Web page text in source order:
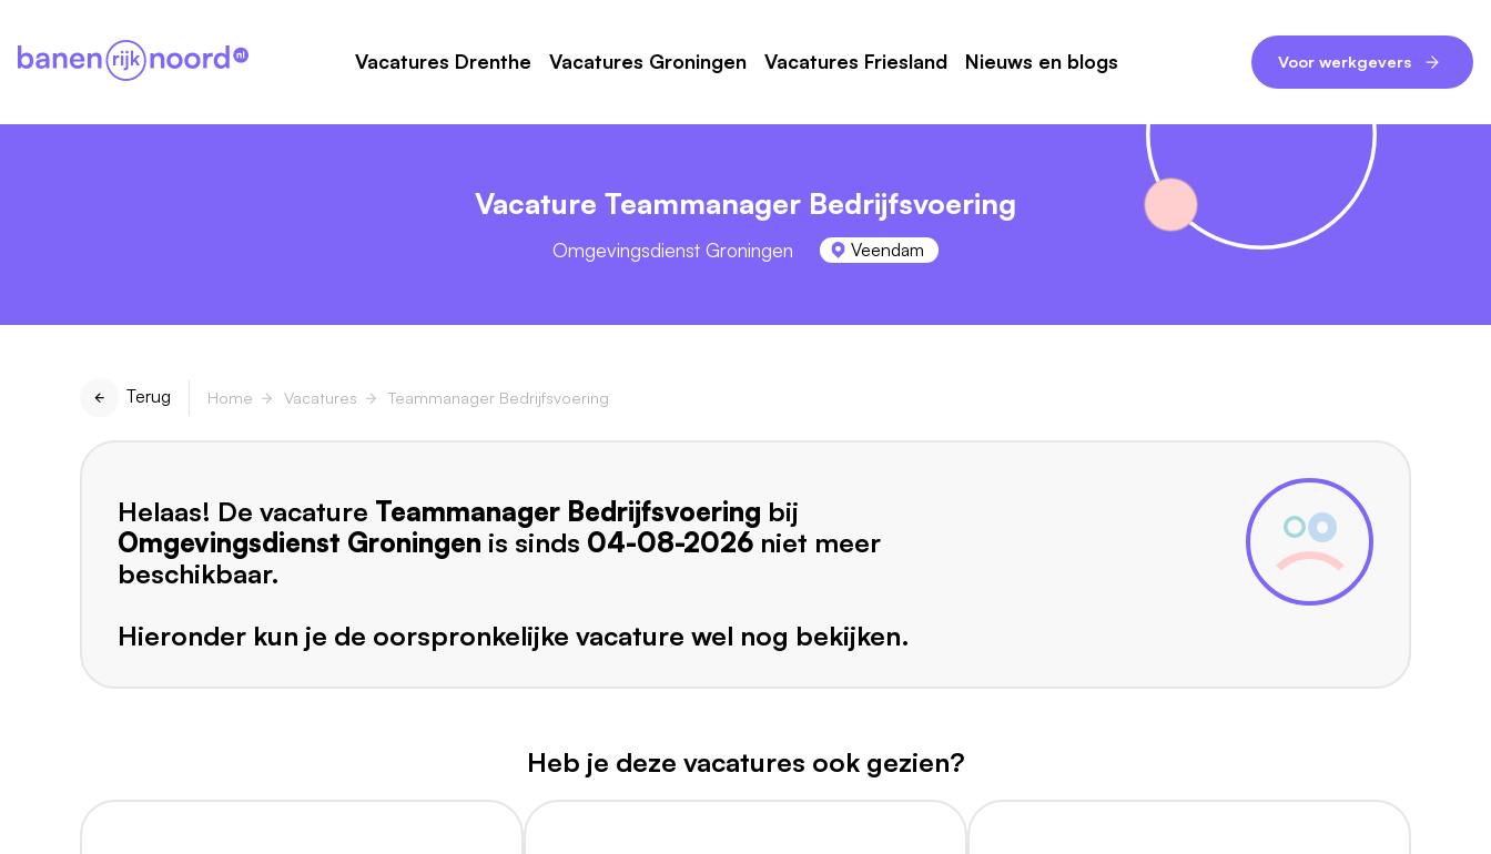
Vacatures Drenthe Vacatures Groningen Vacatures Friesland Nieuws en blogs Voor werkgevers
Vacature Teammanager Bedrijfsvoering
Omgevingsdienst Groningen Veendam
Terug Home Vacatures Teammanager Bedrijfsvoering
Helaas! De vacature Teammanager Bedrijfsvoering bij
Omgevingsdienst Groningen is sinds 04-08-2026 niet meer
beschikbaar.
Hieronder kun je de oorspronkelijke vacature wel nog bekijken.
Heb je deze vacatures ook gezien?